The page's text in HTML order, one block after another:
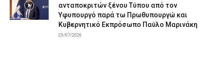
ανταποκριτών ξένου Τύπου από τον
Υφυπουργό παρά τω Πρωθυπουργώ και
Κυβερνητικό Εκπρόσωπο Παύλο Μαρινάκη
23/07/2026